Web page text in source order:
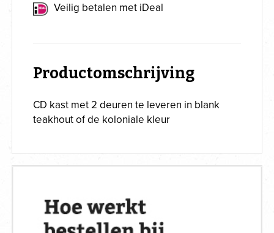
Veilig betalen met iDeal
Productomschrijving
CD kast met 2 deuren te leveren in blank
teakhout of de koloniale kleur